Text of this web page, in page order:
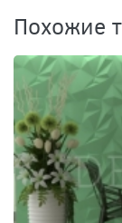
Похожие